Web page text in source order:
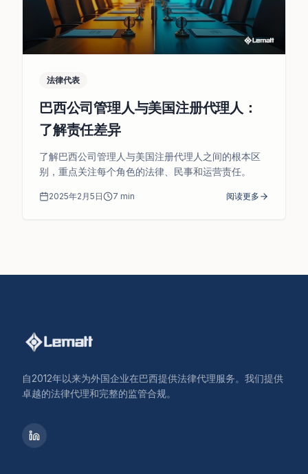
法律代表
巴西公司管理人与美国注册代理人：
了解责任差异
了解巴西公司管理人与美国注册代理人之间的根本区
别，重点关注每个角色的法律、民事和运营责任。
2025年2月5日 7 min 阅读更多
自2012年以来为外国企业在巴西提供法律代理服务。我们提供
卓越的法律代理和完整的监管合规。